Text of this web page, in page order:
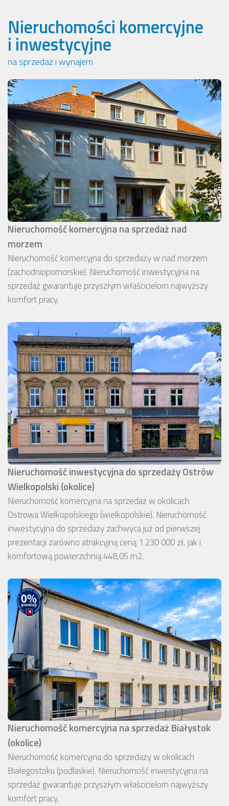
Nieruchomości komercyjne
i inwestycyjne
na sprzedaż i wynajem
Nieruchomość komercyjna na sprzedaż nad
morzem
Nieruchomość komercyjna do sprzedaży w nad morzem
(zachodniopomorskie). Nieruchomość inwestycyjna na
sprzedaż gwarantuje przyszłym właścicielom najwyższy
komfort pracy.
Nieruchomość inwestycyjna do sprzedaży Ostrów
Wielkopolski (okolice)
Nieruchomość komercyjna na sprzedaż w okolicach
Ostrowa Wielkopolskiego (wielkopolskie). Nieruchomość
inwestycyjna do sprzedaży zachwyca już od pierwszej
prezentacji zarówno atrakcyjną ceną 1 230 000 zł, jak i
komfortową powierzchnią 448,05 m2.
Nieruchomość komercyjna na sprzedaż Białystok
(okolice)
Nieruchomość komercyjna do sprzedaży w okolicach
Białegostoku (podlaskie). Nieruchomość inwestycyjna na
sprzedaż gwarantuje przyszłym właścicielom najwyższy
komfort pracy.